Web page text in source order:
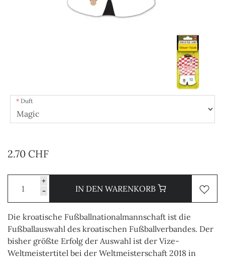
Duft
2.70 CHF
+
-
IN DEN WARENKORB
Die kroatische Fußballnationalmannschaft ist die
Fußballauswahl des kroatischen Fußballverbandes. Der
bisher größte Erfolg der Auswahl ist der Vize-
Weltmeistertitel bei der Weltmeisterschaft 2018 in